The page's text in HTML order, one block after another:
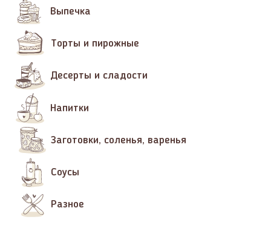
Выпечка
Торты и пирожные
Десерты и сладости
Напитки
Заготовки, соленья, варенья
Соусы
Разное